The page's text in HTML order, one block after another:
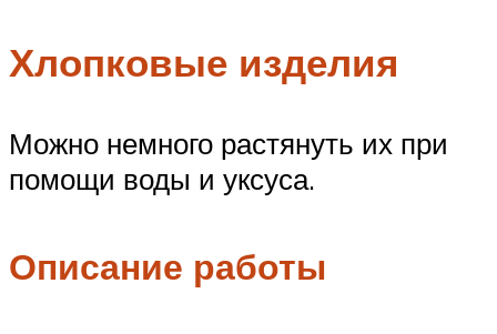
Хлопковые изделия
Можно немного растянуть их при
помощи воды и уксуса.
Описание работы